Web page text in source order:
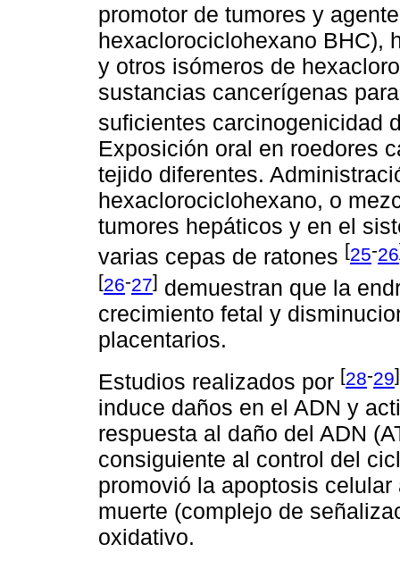
promotor de tumores y
hexaclorociclohexano BHC),
y otros isómeros de
sustancias cancerígenas
suficientes carcinogenicidad
Exposición oral en roedores
tejido diferentes.
hexaclorociclohexano, o
tumores hepáticos y en el
varias cepas de ratones [25-26
[26-27] demuestran que la
crecimiento fetal y
placentarios.
Estudios realizados por [28-29]
induce daños en el ADN y
respuesta al daño del ADN
consiguiente al control del
promovió la apoptosis
muerte (complejo de
oxidativo.